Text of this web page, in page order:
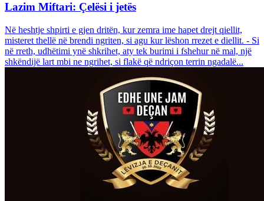
Lazim Miftari: Çelësi i jetës
Në heshtje shpirti e gjen dritën, kur zemra ime hapet drejt qiellit,
misteret thellë në brendi ngriten, si agu kur lëshon rrezet e diellit. - Si
në rreth, udhëtimi ynë shkrihet, aty tek burimi i fshehur në mal, një
shkëndijë lart mbi ne ngrihet, si flakë që ndriçon terrin ngadalë...